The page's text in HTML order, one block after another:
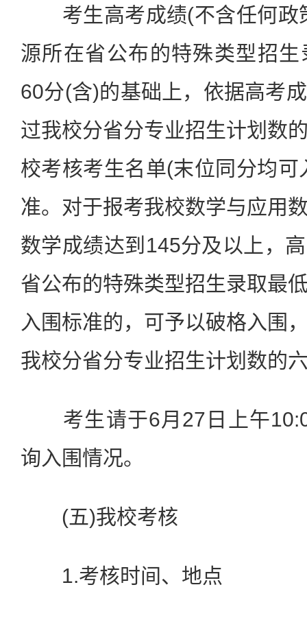
考生高考成绩(不含任何政
源所在省公布的特殊类型招
60分(含)的基础上，依据高考
过我校分省分专业招生计划数
校考核考生名单(末位同分均
准。对于报考我校数学与应用
数学成绩达到145分及以上，
省公布的特殊类型招生录取最
入围标准的，可予以破格入围
我校分省分专业招生计划数的
考生请于6月27日上午
询入围情况。
(五)我校考核
1.考核时间、地点